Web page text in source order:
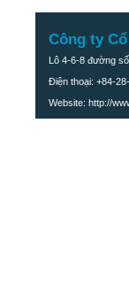
Công ty
Lô 4-6-8 đường
Điện thoại: +84-
Website: http://